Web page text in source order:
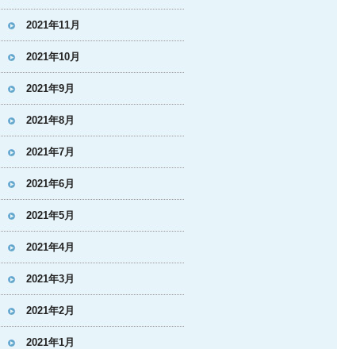
2021年11月
2021年10月
2021年9月
2021年8月
2021年7月
2021年6月
2021年5月
2021年4月
2021年3月
2021年2月
2021年1月